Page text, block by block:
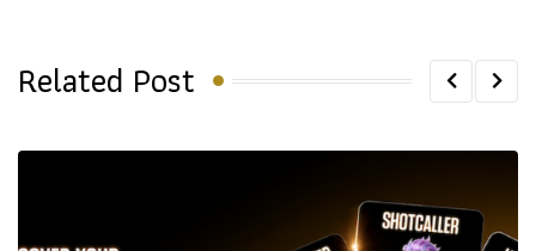
Related Post